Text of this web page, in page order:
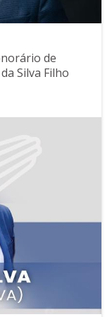
de
Silva Filho